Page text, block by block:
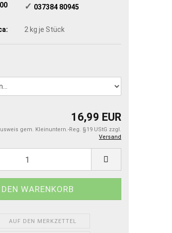
✓ ​ 037384 80945
2 kg je Stück
16,99 EUR
gem. Kleinuntern.-Reg. §19 UStG zzgl.
Versand
AUF DEN MERKZETTEL